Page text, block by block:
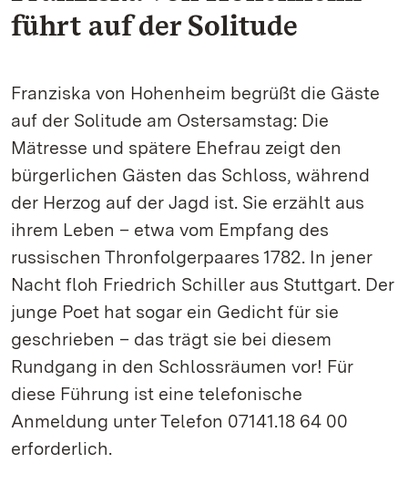
führt auf der Solitude
Franziska von Hohenheim begrüßt die Gäste
auf der Solitude am Ostersamstag: Die
Mätresse und spätere Ehefrau zeigt den
bürgerlichen Gästen das Schloss, während
der Herzog auf der Jagd ist. Sie erzählt aus
ihrem Leben – etwa vom Empfang des
russischen Thronfolgerpaares 1782. In jener
Nacht floh Friedrich Schiller aus Stuttgart. Der
junge Poet hat sogar ein Gedicht für sie
geschrieben – das trägt sie bei diesem
Rundgang in den Schlossräumen vor! Für
diese Führung ist eine telefonische
Anmeldung unter Telefon 07141.18 64 00
erforderlich.